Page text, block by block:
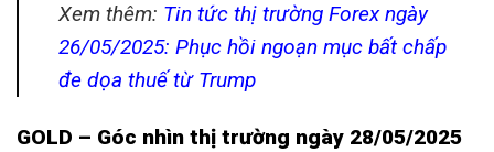
Xem thêm: Tin tức thị trường Forex ngày
26/05/2025: Phục hồi ngoạn mục bất chấp
đe dọa thuế từ Trump
GOLD – Góc nhìn thị trường ngày 28/05/2025